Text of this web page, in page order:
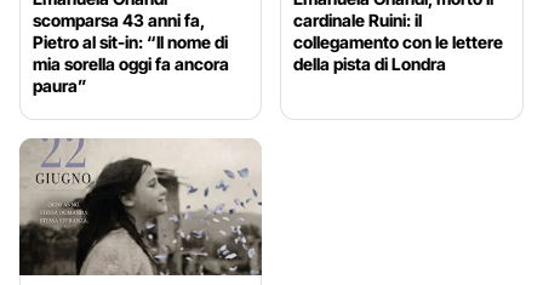
scomparsa 43 anni fa,
Pietro al sit-in: “Il nome di
mia sorella oggi fa ancora
paura”
cardinale Ruini: il
collegamento con le lettere
della pista di Londra